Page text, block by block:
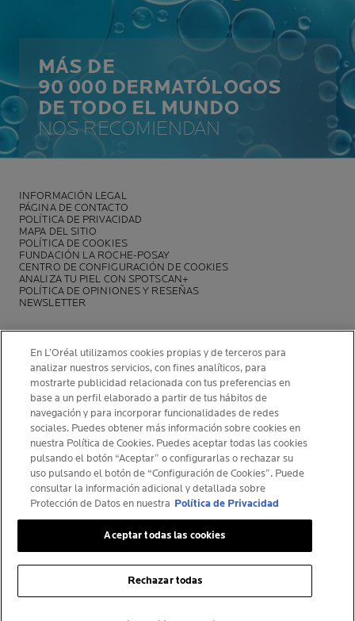
MÁS DE
90 000 DERMATÓLOGOS
DE TODO EL MUNDO
NOS RECOMIENDAN
INFORMACIÓN LEGAL
PÁGINA DE CONTACTO
POLÍTICA DE PRIVACIDAD
MAPA DEL SITIO
POLÍTICA DE COOKIES
FUNDACIÓN LA ROCHE-POSAY
CENTRO DE CONFIGURACIÓN DE COOKIES
ANALIZA TU PIEL CON SPOTSCAN+
POLÍTICA DE OPINIONES Y RESEÑAS
NEWSLETTER
INFORMACIÓN DEL FABRICANTE
COSMETIQUE ACTIVE INTERNATIONAL
La Roche-Posay Laboratoire Dermatologique CAI
86270 La Roche-Posay France
[email protected]
© La Roche-Posay
© Centre Thermal de La Roche-Posay
En L’Oréal utilizamos cookies propias y de terceros para
analizar nuestros servicios, con fines analíticos, para
mostrarte publicidad relacionada con tus preferencias en
base a un perfil elaborado a partir de tus hábitos de
navegación y para incorporar funcionalidades de redes
sociales. Puedes obtener más información sobre cookies en
nuestra Política de Cookies. Puedes aceptar todas las cookies
pulsando el botón “Aceptar” o configurarlas o rechazar su
uso pulsando el botón de “Configuración de Cookies”. Puede
consultar la información adicional y detallada sobre
Protección de Datos en nuestra Política de Privacidad
Rechazar todas
Aceptar todas las cookies